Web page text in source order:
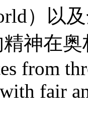
）以
神在
from
fair